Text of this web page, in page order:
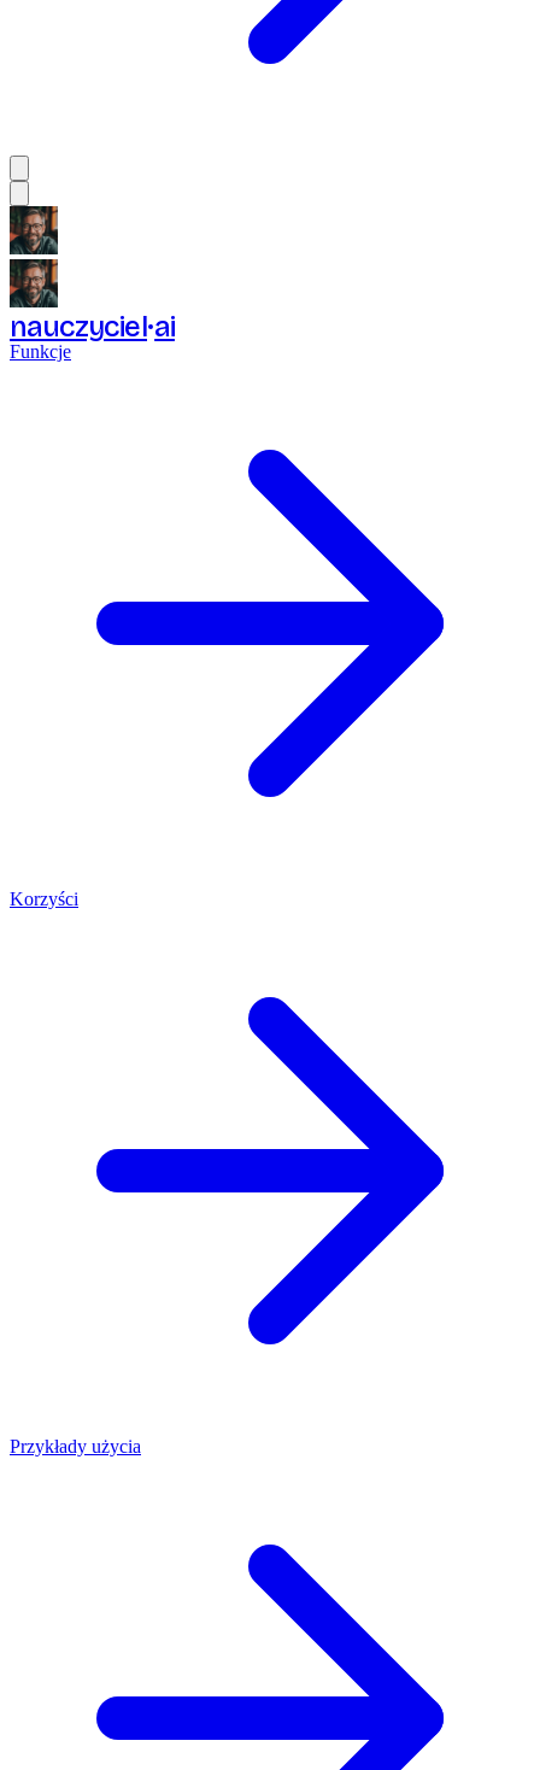
nauczyciel ai
Funkcje
Korzyści
Przykłady użycia